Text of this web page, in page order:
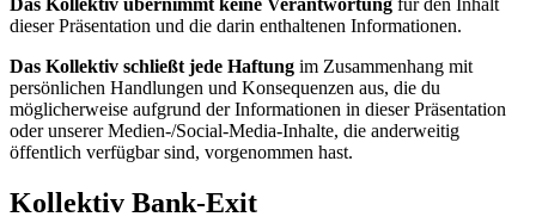
Das Kollektiv übernimmt keine Verantwortung für den Inhalt
dieser Präsentation und die darin enthaltenen Informationen.
Das Kollektiv schließt jede Haftung im Zusammenhang mit
persönlichen Handlungen und Konsequenzen aus, die du
möglicherweise aufgrund der Informationen in dieser Präsentation
oder unserer Medien-/Social-Media-Inhalte, die anderweitig
öffentlich verfügbar sind, vorgenommen hast.
Kollektiv Bank-Exit